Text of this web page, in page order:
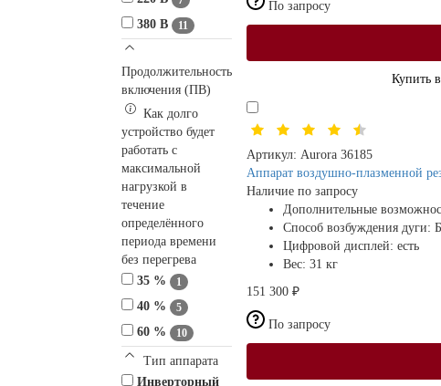
380 В 11
Продолжительность
включения (ПВ)
Как долго
устройство будет
работать с
максимальной
нагрузкой в
течение
определённого
периода времени
без перегрева
35 %
1
40 % 5
60 % 10
Тип аппарата
Инверторный
По запросу
Купить
Артикул: Aurora 36185
Аппарат воздушно-плазменной
Наличие по запросу
Дополнительные
Способ возбуждения дуги:
Цифровой дисплей: есть
Вес: 31 кг
151 300 ₽
По запросу